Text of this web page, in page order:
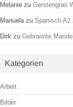
Melanie zu Gerstengras
Manuela zu Spanisch A2
Dirk zu Gebrannte
Kategorien
Arbeit
Bilder